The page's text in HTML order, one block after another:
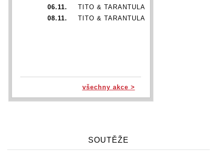
06.11.
TITO & TARANTULA
08.11.
TITO & TARANTULA
všechny akce >
SOUTĚŽE